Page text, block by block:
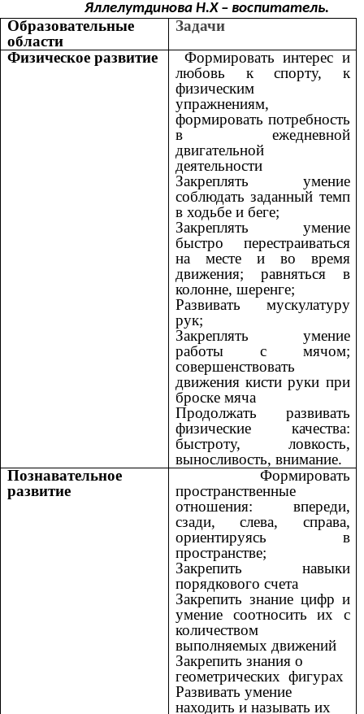
Яллелутдинова Н.Х – воспитатель.
Образовательные
области
Задачи
Физическое развитие
Формировать интерес и
любовь к спорту, к
физическим
упражнениям,
формировать потребность
в ежедневной
двигательной
деятельности
Закреплять
умение
соблюдать заданный темп
в ходьбе и беге;
Закреплять умение
быстро перестраиваться
на месте и во время
движения; равняться в
колонне, шеренге;
Развивать мускулатуру
рук;
Закреплять умение
работы с мячом;
совершенствовать
движения кисти руки при
броске мяча
Продолжать развивать
физические качества:
быстроту, ловкость,
выносливость, внимание.
Познавательное
развитие
Формировать
пространственные
отношения: впереди,
сзади, слева, справа,
ориентируясь в
пространстве;
Закрепить навыки
порядкового счета
Закрепить знание цифр и
умение соотносить их с
количеством
выполняемых движений
Закрепить знания о
геометрических фигурах
Развивать умение
находить и называть их